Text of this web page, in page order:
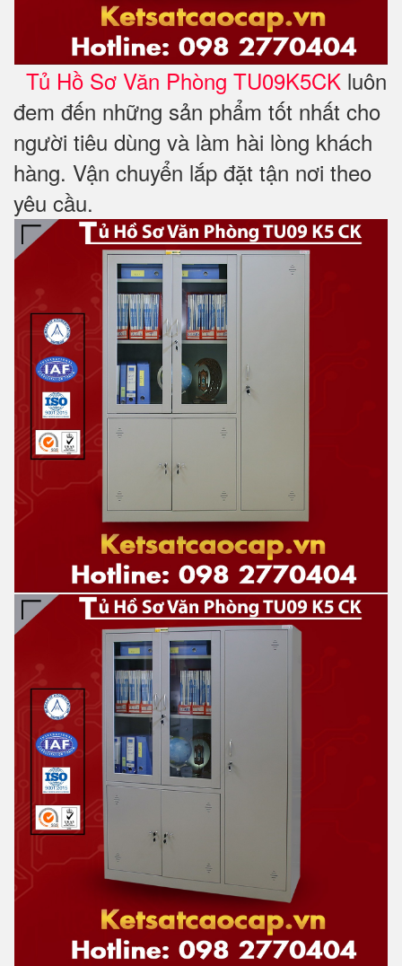
Tủ Hồ Sơ Văn Phòng TU09K5CK luôn
đem đến những sản phẩm tốt nhất cho
người tiêu dùng và làm hài lòng khách
hàng. Vận chuyển lắp đặt tận nơi theo
yêu cầu.